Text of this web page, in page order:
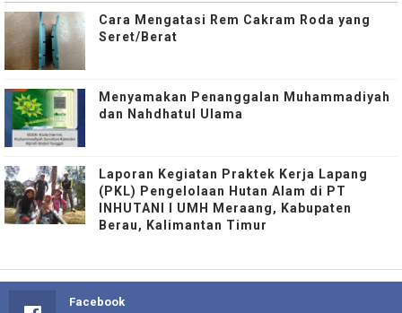
Cara Mengatasi Rem Cakram Roda yang
Seret/Berat
Menyamakan Penanggalan Muhammadiyah
dan Nahdhatul Ulama
Laporan Kegiatan Praktek Kerja Lapang
(PKL) Pengelolaan Hutan Alam di PT
INHUTANI I UMH Meraang, Kabupaten
Berau, Kalimantan Timur
Facebook